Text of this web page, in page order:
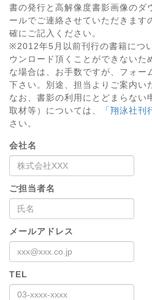
書の発行と高解像度書影画像のダ
ールでご連絡させていただきます
確にご記入ください。
※2012年5月以前刊行の書籍につ
ウンロード頂くことができないた
な場合は、お手数ですが、フォー
下さい。別途、担当よりご案内い
なお、書影の利用にとどまらない
取材等）については、
「翔泳社刊
さい。
会社名
ご担当者名
メールアドレス
TEL